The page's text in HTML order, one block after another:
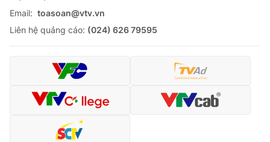
Email: toasoan@vtv.vn
Liên hệ quảng cáo: (024) 626 79595